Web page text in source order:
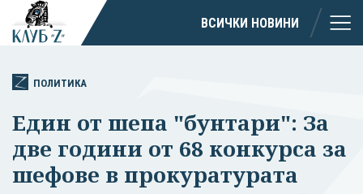
ВСИЧКИ НОВИНИ
ПОЛИТИКА
Един от шепа "бунтари": За
две години от 68 конкурса за
шефове в прокуратурата